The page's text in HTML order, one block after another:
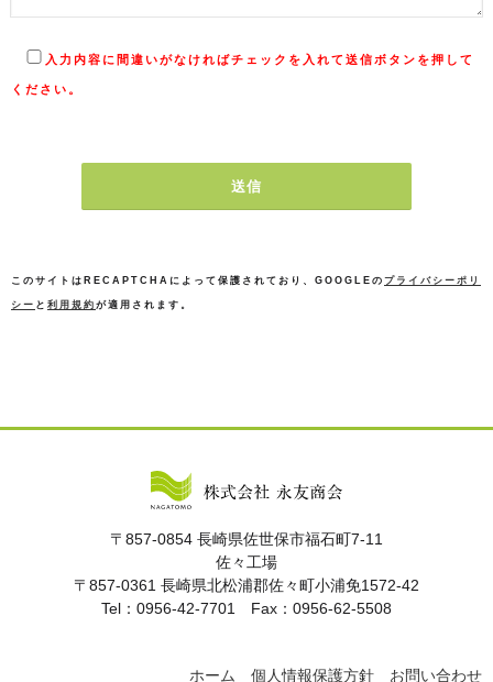
入力内容に間違いがなければチェックを入れて送信ボタンを押して
ください。
このサイトはRECAPTCHAによって保護されており、GOOGLEの プライバシーポリ
シー と 利用規約 が適用されます。
〒857-0854 長崎県佐世保市福石町7-11
佐々工場
〒857-0361 長崎県北松浦郡佐々町小浦免1572-42
Tel：0956-42-7701 Fax：0956-62-5508
ホーム 個人情報保護方針 お問い合わせ